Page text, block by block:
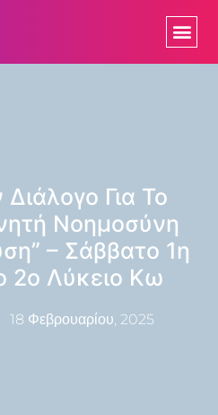
Για Το
Νοημοσύνη
– Σάββατο 1η
2ο Λύκειο Κω
18 Φεβρουαρίου, 2025